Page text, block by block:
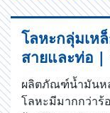
โลหะกลุ่มเห
สายและท่อ
ผลิตภัณฑ์น้ำมันหล่
โลหะมีมากกว่าร้